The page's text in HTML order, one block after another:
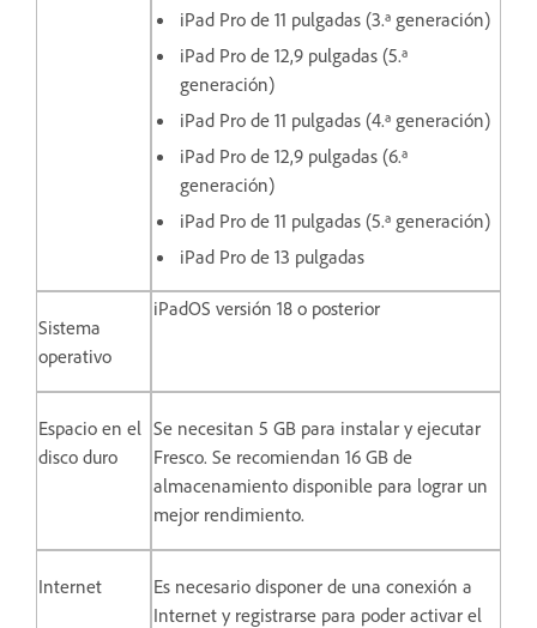
iPad Pro de 11 pulgadas (3.ª generación)
iPad Pro de 12,9 pulgadas (5.ª
generación)
iPad Pro de 11 pulgadas (4.ª generación)
iPad Pro de 12,9 pulgadas (6.ª
generación)
iPad Pro de 11 pulgadas (5.ª generación)
iPad Pro de 13 pulgadas
Sistema
operativo
iPadOS versión 18 o posterior
Espacio en el
disco duro
Se necesitan 5 GB para instalar y ejecutar
Fresco. Se recomiendan 16 GB de
almacenamiento disponible para lograr un
mejor rendimiento.
Internet
Es necesario disponer de una conexión a
Internet y registrarse para poder activar el